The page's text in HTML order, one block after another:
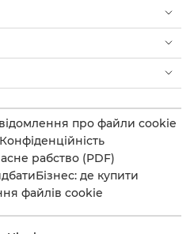
про файли cookie
Конфіденційність
рабство (PDF)
Бізнес: де купити
файлів cookie